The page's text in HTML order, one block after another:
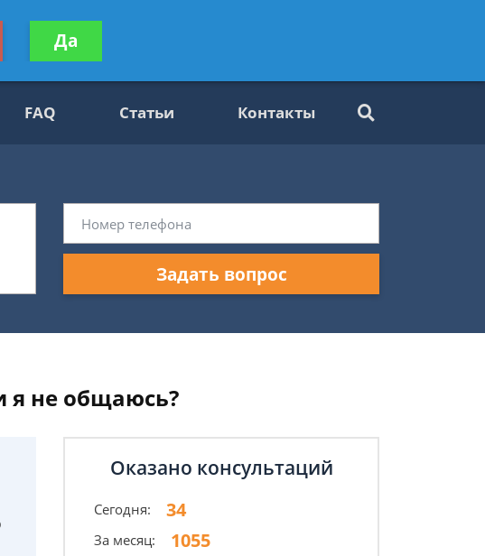
консультацию
бесплатно
FAQ Статьи Контакты
Задать вопрос
я не общаюсь?
Оказано консультаций
Сегодня: 34
За месяц: 1055
Да